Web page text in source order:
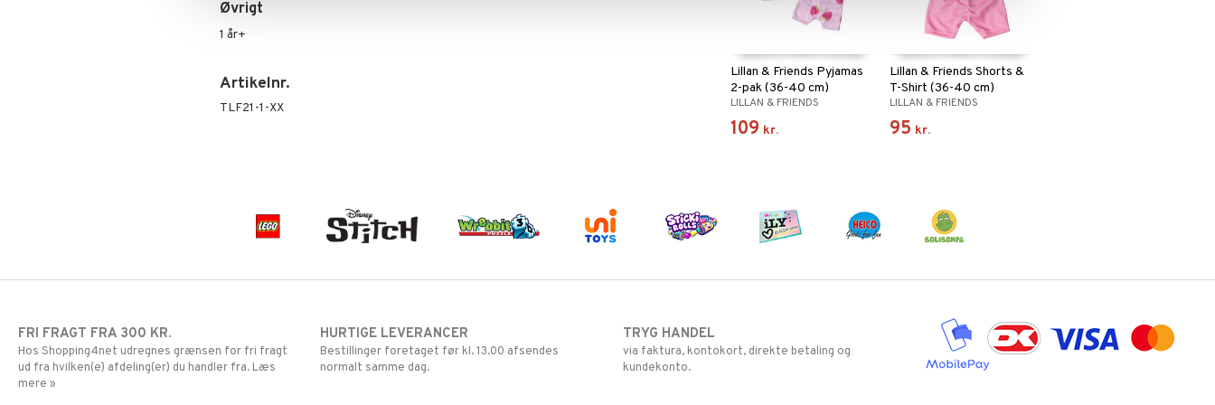
Øvrigt
1 år+
Artikelnr.
TLF21-1-XX
Lillan & Friends Pyjamas
2-pak (36-40 cm)
LILLAN & FRIENDS
109 kr.
Lillan & Friends Shorts &
T-Shirt (36-40 cm)
LILLAN & FRIENDS
95 kr.
FRI FRAGT FRA 300 KR.
Hos Shopping4net udregnes grænsen for fri fragt
ud fra hvilken(e) afdeling(er) du handler fra. Læs
mere »
HURTIGE LEVERANCER
Bestillinger foretaget før kl. 13.00 afsendes
normalt samme dag.
TRYG HANDEL
via faktura, kontokort, direkte betaling og
kundekonto.